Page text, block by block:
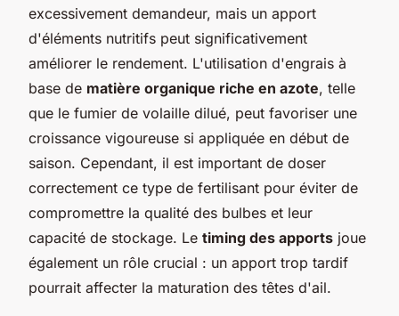
excessivement demandeur, mais un apport
d'éléments nutritifs peut significativement
améliorer le rendement. L'utilisation d'engrais à
base de matière organique riche en azote, telle
que le fumier de volaille dilué, peut favoriser une
croissance vigoureuse si appliquée en début de
saison. Cependant, il est important de doser
correctement ce type de fertilisant pour éviter de
compromettre la qualité des bulbes et leur
capacité de stockage. Le timing des apports joue
également un rôle crucial : un apport trop tardif
pourrait affecter la maturation des têtes d'ail.